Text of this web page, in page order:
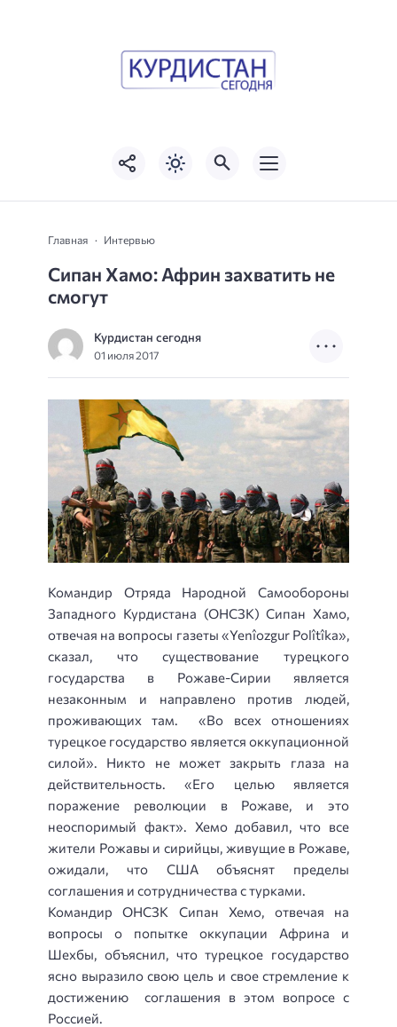
Главная Интервью
Сипан Хамо: Африн захватить не
смогут
Курдистан сегодня
01 июля 2017
Командир Отряда Народной Самообороны
Западного Курдистана (ОНСЗК) Сипан Хамо,
отвечая на вопросы газеты «Yenîozgur Polîtîka»,
сказал, что существование турецкого
государства в Рожаве-Сирии является
незаконным и направлено против людей,
проживающих там. «Во всех отношениях
турецкое государство является оккупационной
силой». Никто не может закрыть глаза на
действительность. «Его целью является
поражение революции в Рожаве, и это
неоспоримый факт». Хемо добавил, что все
жители Рожавы и сирийцы, живущие в Рожаве,
ожидали, что США объяснят пределы
соглашения и сотрудничества с турками.
Командир ОНСЗК Сипан Хемо, отвечая на
вопросы о попытке оккупации Африна и
Шехбы, объяснил, что турецкое государство
ясно выразило свою цель и свое стремление к
достижению соглашения в этом вопросе с
Россией.